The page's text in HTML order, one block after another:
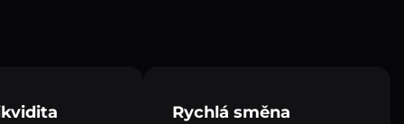
Rychlá směna